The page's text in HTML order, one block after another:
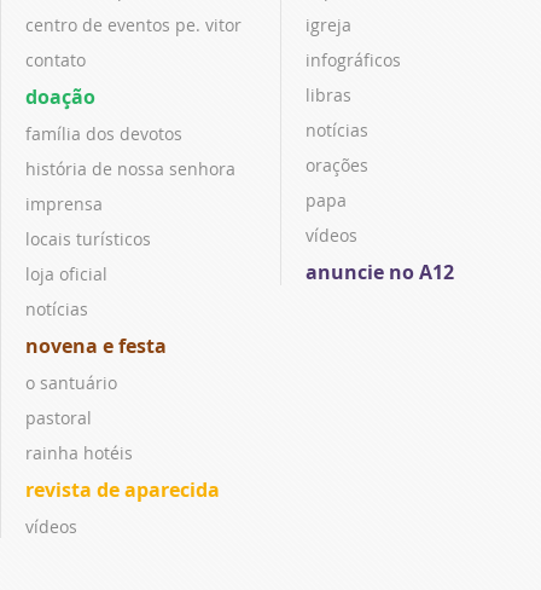
centro de eventos pe. vitor
contato
doação
família dos devotos
história de nossa senhora
imprensa
locais turísticos
loja oficial
notícias
novena e festa
o santuário
pastoral
rainha hotéis
revista de aparecida
vídeos
igreja
infográficos
libras
notícias
orações
papa
vídeos
anuncie no A12